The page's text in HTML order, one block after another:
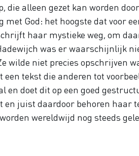
die alleen gezet kan worden
God: het hoogste dat voor
haar mystieke weg, om
was er waarschijnlijk
wilde niet precies opschrijven
tekst die anderen tot
doet dit op een goed
juist daardoor behoren haar
wereldwijd nog steeds